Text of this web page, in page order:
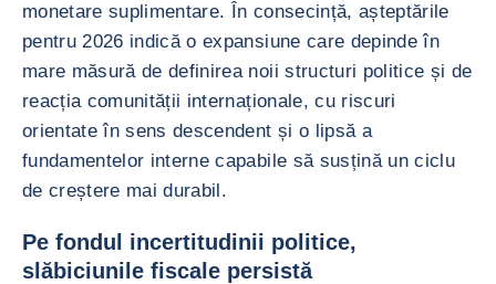
monetare suplimentare. În consecință, așteptările
pentru 2026 indică o expansiune care depinde în
mare măsură de definirea noii structuri politice și de
reacția comunității internaționale, cu riscuri
orientate în sens descendent și o lipsă a
fundamentelor interne capabile să susțină un ciclu
de creștere mai durabil.
Pe fondul incertitudinii politice,
slăbiciunile fiscale persistă